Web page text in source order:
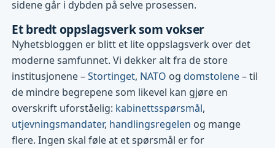
sidene går i dybden på selve prosessen.
Et bredt oppslagsverk som vokser
Nyhetsbloggen er blitt et lite oppslagsverk over det
moderne samfunnet. Vi dekker alt fra de store
institusjonene –Stortinget, NATO ogdomstolene– til
de mindre begrepene som likevel kan gjøre en
overskrift uforståelig: kabinettsspørsmål,
utjevningsmandater, handlingsregelen og mange
flere. Ingen skal føle at et spørsmål er for